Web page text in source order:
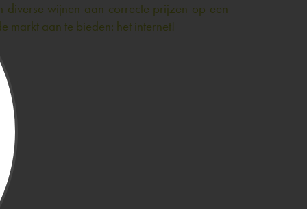
diverse wijnen aan correcte prijzen op een
markt aan te bieden: het internet!